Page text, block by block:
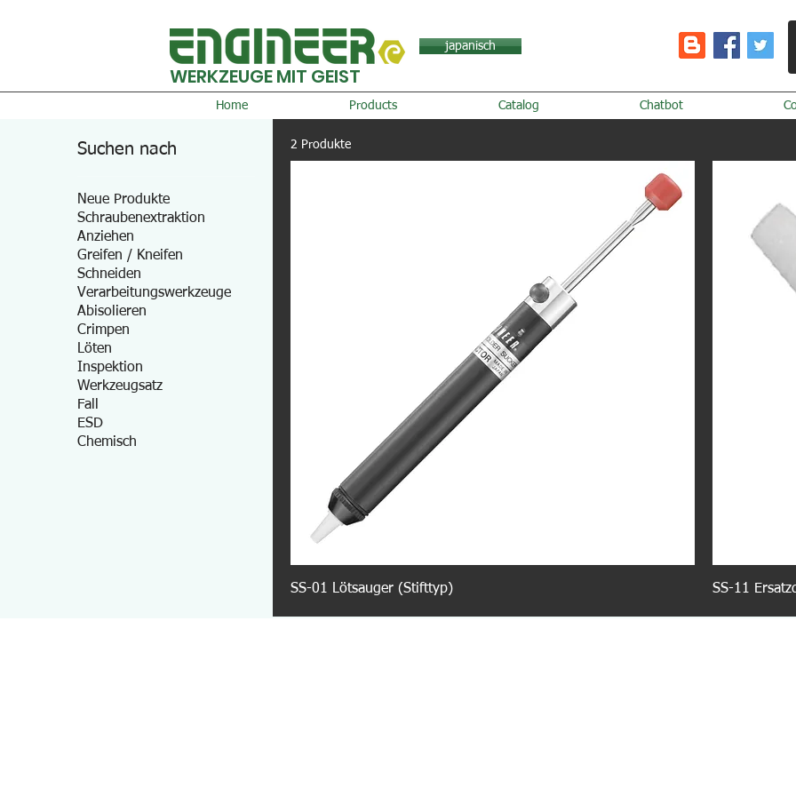
japanisch
WERKZEUGE MIT GEIST
Home Products Catalog Chatbot
Suchen nach
Neue Produkte
Schraubenextraktion
Anziehen
Greifen / Kneifen
Schneiden
Verarbeitungswerkzeuge
Abisolieren
Crimpen
Löten
Inspektion
Werkzeugsatz
Fall
ESD
Chemisch
2 Produkte
SS-01 Lötsauger (Stifttyp) SS-11